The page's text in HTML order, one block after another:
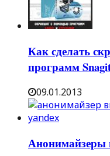
Как сделать
программ
09.01.2013
Анонимайзеры